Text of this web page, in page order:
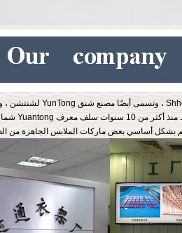
أساسي بعض ماركات الملابس الجاهزة من